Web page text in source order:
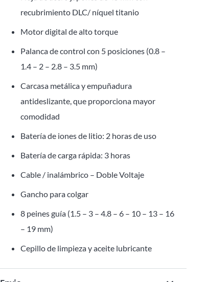
recubrimiento DLC/ níquel titanio
Motor digital de alto torque
Palanca de control con 5 posiciones (0.8 –
1.4 – 2 – 2.8 – 3.5 mm)
Carcasa metálica y empuñadura
antideslizante, que proporciona mayor
comodidad
Batería de iones de litio: 2 horas de uso
Batería de carga rápida: 3 horas
Cable / inalámbrico – Doble Voltaje
Gancho para colgar
8 peines guía (1.5 – 3 – 4.8 – 6 – 10 – 13 – 16
– 19 mm)
Cepillo de limpieza y aceite lubricante